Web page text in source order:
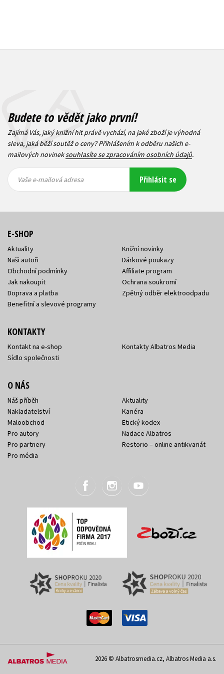
Budete to vědět jako první!
Zajímá Vás, jaký knižní hit právě vychází, na jaké zboží je výhodná
sleva, jaká běží soutěž o ceny? Přihlášením k odběru našich e-
mailových novineksouhlasíte se zpracováním osobních údajů.
mailová
mailová
Vaše e-mailová adresa Přihlásit se
E-SHOP
Aktuality
Naši autoři
Obchodní podmínky
Jak nakoupit
Doprava a platba
Benefitní a slevové programy
Knižní novinky
Dárkové poukazy
Affiliate program
Ochrana soukromí
Zpětný odběr elektroodpadu
KONTAKTY
Kontakt na e-shop
Sídlo společnosti
Kontakty Albatros Media
O NÁS
Náš příběh
Nakladatelství
Maloobchod
Pro autory
Pro partnery
Pro média
Aktuality
Kariéra
Etický kodex
Nadace Albatros
Restorio – online antikvariát
2026 © Albatrosmedia.cz, Albatros Media a.s.